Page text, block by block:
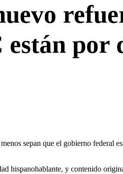
por
sepan que el gobierno federal
hispanohablante, y contenido